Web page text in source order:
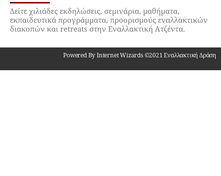
Δείτε χιλιάδες εκδηλώσεις, σεμινάρια, μαθήματα,
εκπαιδευτικά προγράμματα, προορισμούς εναλλακτικών
διακοπών και retreats στην Εναλλακτική Ατζέντα.
Powered By Internet Wizards ©2021 Εναλλακτική Δράση